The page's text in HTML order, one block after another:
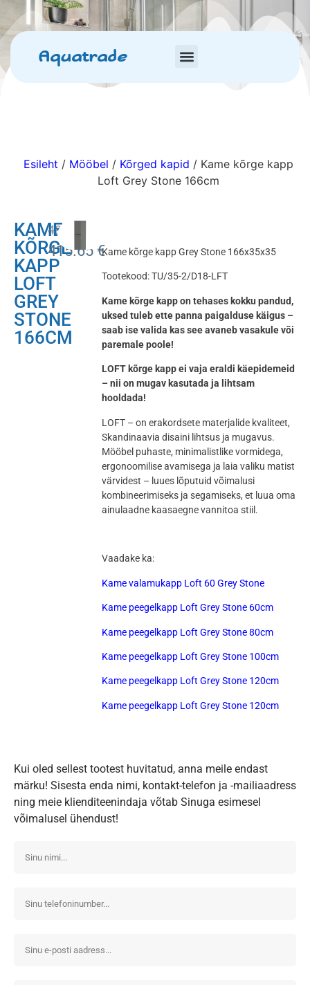
Aquatrade
Esileht / Mööbel / Kõrged kapid / Kame kõrge kapp
Loft Grey Stone 166cm
KAME
KÕRGE
KAPP
LOFT
GREY
STONE
166CM
489.00
415.65 €Kame kõrge kapp Grey Stone 166x35x35
Tootekood: TU/35-2/D18-LFT
Kame kõrge kapp on tehases kokku pandud,
uksed tuleb ette panna paigalduse käigus –
saab ise valida kas see avaneb vasakule või
paremale poole!
LOFT kõrge kapp ei vaja eraldi käepidemeid
– nii on mugav kasutada ja lihtsam
hooldada!
LOFT – on erakordsete materjalide kvaliteet,
Skandinaavia disaini lihtsus ja mugavus.
Mööbel puhaste, minimalistlike vormidega,
ergonoomilise avamisega ja laia valiku matist
värvidest – luues lõputuid võimalusi
kombineerimiseks ja segamiseks, et luua oma
ainulaadne kaasaegne vannitoa stiil.
Vaadake ka:
Kame valamukapp Loft 60 Grey Stone
Kame peegelkapp Loft Grey Stone 60cm
Kame peegelkapp Loft Grey Stone 80cm
Kame peegelkapp Loft Grey Stone 100cm
Kame peegelkapp Loft Grey Stone 120cm
Kame peegelkapp Loft Grey Stone 120cm
Kui oled sellest tootest huvitatud, anna meile endast
märku! Sisesta enda nimi, kontakt-telefon ja -mailiaadress
ning meie klienditeenindaja võtab Sinuga esimesel
võimalusel ühendust!